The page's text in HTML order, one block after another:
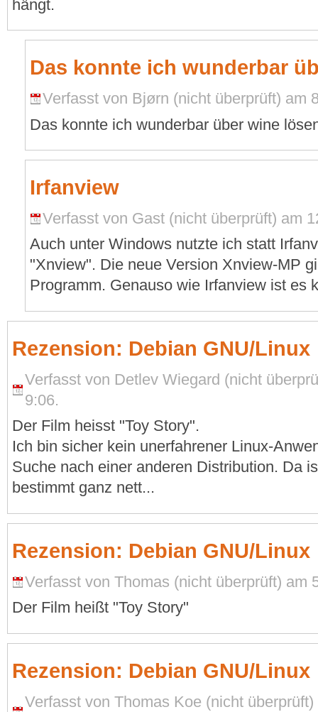
hängt.
Das konnte ich wunderbar
Verfasst von Bjørn (nicht überprüft) am
Das konnte ich wunderbar über wine
Irfanview
Verfasst von Gast (nicht überprüft) am
Auch unter Windows nutzte ich statt
"Xnview". Die neue Version Xnview-MP
Programm. Genauso wie Irfanview ist es
Rezension: Debian GNU/Linux
Verfasst von Detlev Wiegard (nicht
9:06.
Der Film heisst "Toy Story".
Ich bin sicher kein unerfahrener Linux-
Suche nach einer anderen Distribution. Da
bestimmt ganz nett...
Rezension: Debian GNU/Linux
Verfasst von Thomas (nicht überprüft) am
Der Film heißt "Toy Story"
Rezension: Debian GNU/Linux
Verfasst von Thomas Koe (nicht